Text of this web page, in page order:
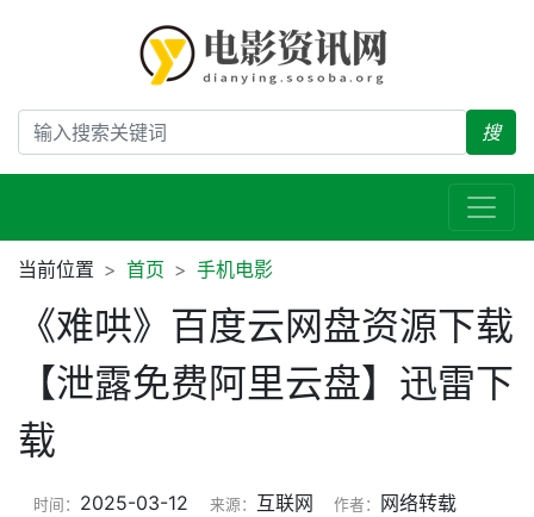
搜
当前位置 首页 手机电影
《难哄》百度云网盘资源下载
【泄露免费阿里云盘】迅雷下
载
时间： 2025-03-12 来源： 互联网 作者： 网络转载